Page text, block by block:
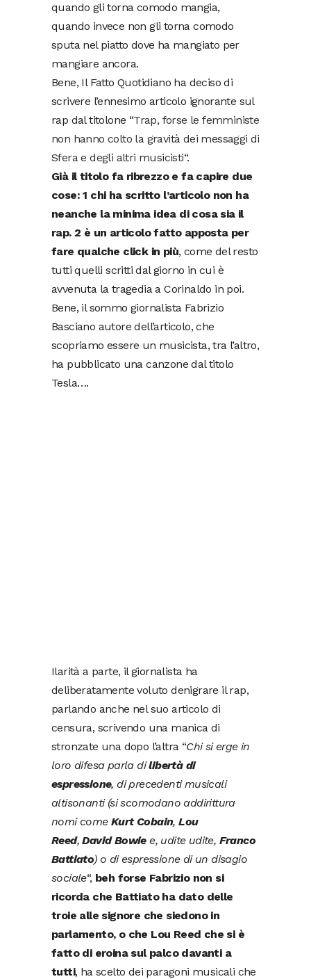
quando gli torna comodo mangia,
quando invece non gli torna comodo
sputa nel piatto dove ha mangiato per
mangiare ancora.
Bene, Il Fatto Quotidiano ha deciso di
scrivere l’ennesimo articolo ignorante sul
rap dal titolone “Trap, forse le femministe
non hanno colto la gravità dei messaggi di
Sfera e degli altri musicisti“.
Già il titolo fa ribrezzo e fa capire due
cose: 1 chi ha scritto l’articolo non ha
neanche la minima idea di cosa sia il
rap. 2 è un articolo fatto apposta per
fare qualche click in più, come del resto
tutti quelli scritti dal giorno in cui è
avvenuta la tragedia a Corinaldo in poi.
Bene, il sommo giornalista Fabrizio
Basciano autore dell’articolo, che
scopriamo essere un musicista, tra l’altro,
ha pubblicato una canzone dal titolo
Tesla….
Ilarità a parte, il giornalista ha
deliberatamente voluto denigrare il rap,
parlando anche nel suo articolo di
censura, scrivendo una manica di
stronzate una dopo l’altra “Chi si erge in
loro difesa parla dilibertà di
espressione, di precedenti musicali
altisonanti (si scomodano addirittura
nomi comeKurt Cobain,Lou
Reed,David Bowiee, udite udite, Franco
Battiato) o di espressione di un disagio
sociale“, beh forse Fabrizio non si
ricorda che Battiato ha dato delle
troie alle signore che siedono in
parlamento, o che Lou Reed che si è
fatto di eroina sul palco davanti a
tutti, ha scelto dei paragoni musicali che